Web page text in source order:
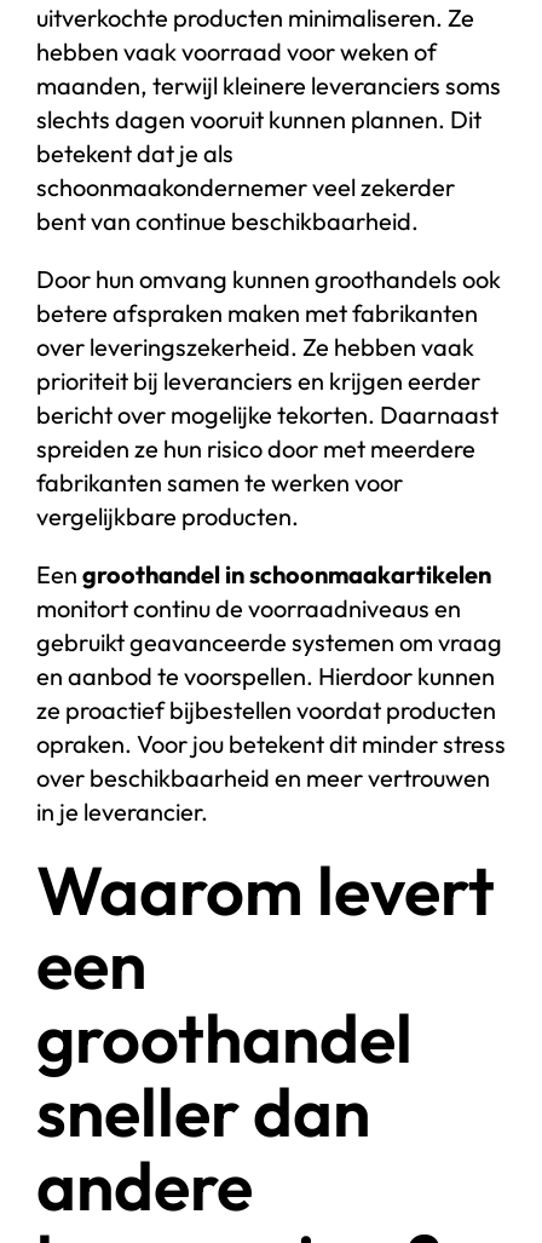
uitverkochte producten minimaliseren. Ze
hebben vaak voorraad voor weken of
maanden, terwijl kleinere leveranciers soms
slechts dagen vooruit kunnen plannen. Dit
betekent dat je als
schoonmaakondernemer veel zekerder
bent van continue beschikbaarheid.
Door hun omvang kunnen groothandels ook
betere afspraken maken met fabrikanten
over leveringszekerheid. Ze hebben vaak
prioriteit bij leveranciers en krijgen eerder
bericht over mogelijke tekorten. Daarnaast
spreiden ze hun risico door met meerdere
fabrikanten samen te werken voor
vergelijkbare producten.
Een groothandel in schoonmaakartikelen
monitort continu de voorraadniveaus en
gebruikt geavanceerde systemen om vraag
en aanbod te voorspellen. Hierdoor kunnen
ze proactief bijbestellen voordat producten
opraken. Voor jou betekent dit minder stress
over beschikbaarheid en meer vertrouwen
in je leverancier.
Waarom levert
een
groothandel
sneller dan
andere